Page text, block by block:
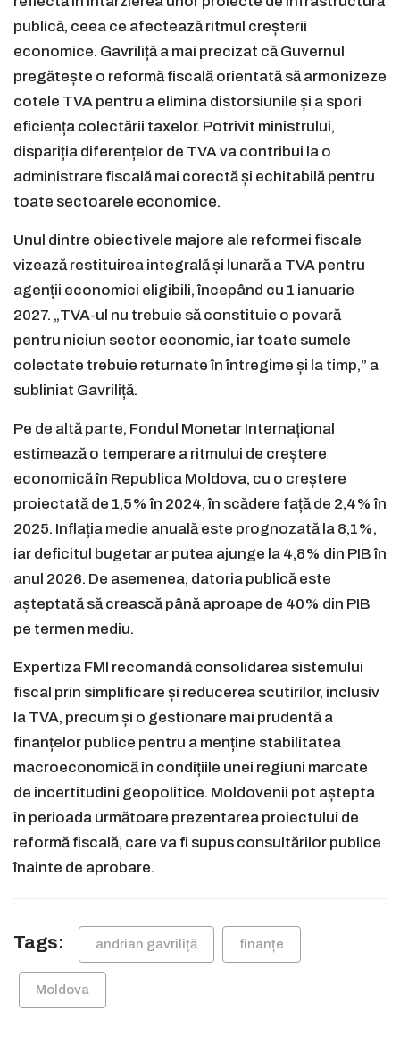
publică, ceea ce afectează ritmul creșterii
economice. Gavriliță a mai precizat că Guvernul
pregătește o reformă fiscală orientată să armonizeze
cotele TVA pentru a elimina distorsiunile și a spori
eficiența colectării taxelor. Potrivit ministrului,
dispariția diferențelor de TVA va contribui la o
administrare fiscală mai corectă și echitabilă pentru
toate sectoarele economice.
Unul dintre obiectivele majore ale reformei fiscale
vizează restituirea integrală și lunară a TVA pentru
agenții economici eligibili, începând cu 1 ianuarie
2027. „TVA-ul nu trebuie să constituie o povară
pentru niciun sector economic, iar toate sumele
colectate trebuie returnate în întregime și la timp,” a
subliniat Gavriliță.
Pe de altă parte, Fondul Monetar Internațional
estimează o temperare a ritmului de creștere
economică în Republica Moldova, cu o creștere
proiectată de 1,5% în 2024, în scădere față de 2,4% în
2025. Inflația medie anuală este prognozată la 8,1%,
iar deficitul bugetar ar putea ajunge la 4,8% din PIB în
anul 2026. De asemenea, datoria publică este
așteptată să crească până aproape de 40% din PIB
pe termen mediu.
Expertiza FMI recomandă consolidarea sistemului
fiscal prin simplificare și reducerea scutirilor, inclusiv
la TVA, precum și o gestionare mai prudentă a
finanțelor publice pentru a menține stabilitatea
macroeconomică în condițiile unei regiuni marcate
de incertitudini geopolitice. Moldovenii pot aștepta
în perioada următoare prezentarea proiectului de
reformă fiscală, care va fi supus consultărilor publice
înainte de aprobare.
Tags: andrian gavriliță finanțe
Moldova